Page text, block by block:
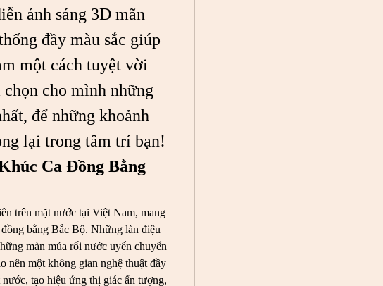
ánh sáng 3D mãn
đầy màu sắc giúp
một cách tuyệt vời
cho mình những
để những khoảnh
lại trong tâm trí bạn!
Ca Đồng Bằng
trên mặt nước tại Việt Nam, mang
bằng Bắc Bộ. Những làn điệu
màn múa rối nước uyển chuyển
nên một không gian nghệ thuật đầy
tạo hiệu ứng thị giác ấn tượng,